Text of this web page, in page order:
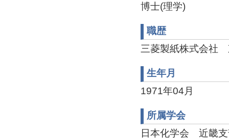
博士(理学)
職歴
三菱製紙株式会社
生年月
1971年04月
所属学会
日本化学会 近畿